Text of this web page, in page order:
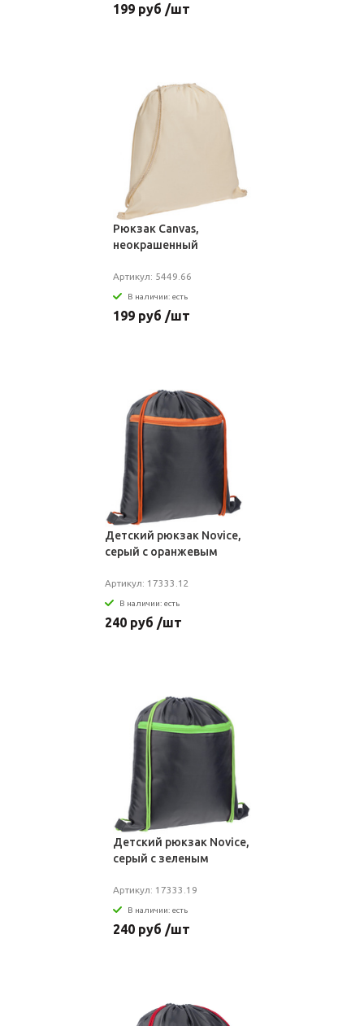
199 руб /шт
Рюкзак Canvas,
неокрашенный
Артикул: 5449.66
В наличии: есть
199 руб /шт
Детский рюкзак Novice,
серый с оранжевым
Артикул: 17333.12
В наличии: есть
240 руб /шт
Детский рюкзак Novice,
серый с зеленым
Артикул: 17333.19
В наличии: есть
240 руб /шт